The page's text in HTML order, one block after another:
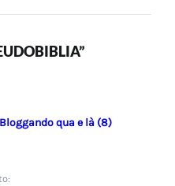
qua e là (8)